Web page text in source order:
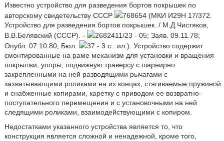
Известно устройство для разведения бортов покрышек по
авторскому свидетельству СССР
768654 (МКИ И29Н 17/372.
Устройство для разведения бортов покрышек. / М.Д.Чистяков,
В.В.Белявский (СССР). -
2682411/23 - 05; Заяв. 09.11.78;
Опубл. 07.10.80, Бюл.
37 - 3 с.: ил.). Устройство содержит
смонтированные на раме механизм для установки и вращения
покрышки, упоры, подвижную траверсу с шарнирно
закрепленными на ней разводящими рычагами с
захватывающими роликами на их концах, стягиваемые пружиной
и снабженные копирами, каретку с приводом ее возвратно-
поступательного перемещения и с установочными на ней
следящими роликами, взаимодействующими с копиром.
Недостатками указанного устройства является то, что
конструкция является сложной и ненадежной, кроме того,